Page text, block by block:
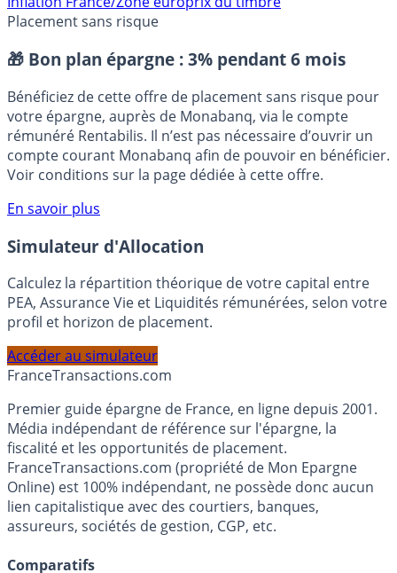
Placement sans risque
🎁 Bon plan épargne : 3% pendant 6 mois
Bénéficiez de cette offre de placement sans risque pour
votre épargne, auprès de Monabanq, via le compte
rémunéré Rentabilis. Il n’est pas nécessaire d’ouvrir un
Voir conditions sur la page dédiée à cette offre.
En savoir plus
Simulateur d'Allocation
Calculez la répartition théorique de votre capital entre
profil et horizon de placement.
FranceTransactions.com
Premier guide épargne de France, en ligne depuis 2001.
Média indépendant de référence sur l'épargne, la
fiscalité et les opportunités de placement.
FranceTransactions.com (propriété de Mon Epargne
Online) est 100% indépendant, ne possède donc aucun
assureurs, sociétés de gestion, CGP, etc.